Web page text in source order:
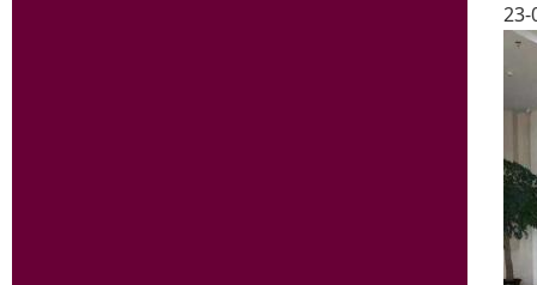
23-